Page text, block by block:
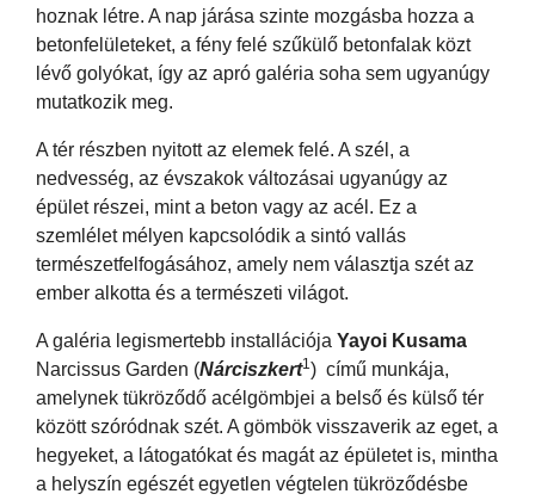
hoznak létre. A nap járása szinte mozgásba hozza a
betonfelületeket, a fény felé szűkülő betonfalak közt
lévő golyókat, így az apró galéria soha sem ugyanúgy
mutatkozik meg.
A tér részben nyitott az elemek felé. A szél, a
nedvesség, az évszakok változásai ugyanúgy az
épület részei, mint a beton vagy az acél. Ez a
szemlélet mélyen kapcsolódik a sintó vallás
természetfelfogásához, amely nem választja szét az
ember alkotta és a természeti világot.
A galéria legismertebb installációja Yayoi Kusama
Narcissus Garden (Nárciszkert1 ) című munkája,
amelynek tükröződő acélgömbjei a belső és külső tér
között szóródnak szét. A gömbök visszaverik az eget, a
hegyeket, a látogatókat és magát az épületet is, mintha
a helyszín egészét egyetlen végtelen tükröződésbe